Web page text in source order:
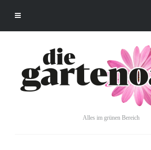
Alles im grünen Bereich